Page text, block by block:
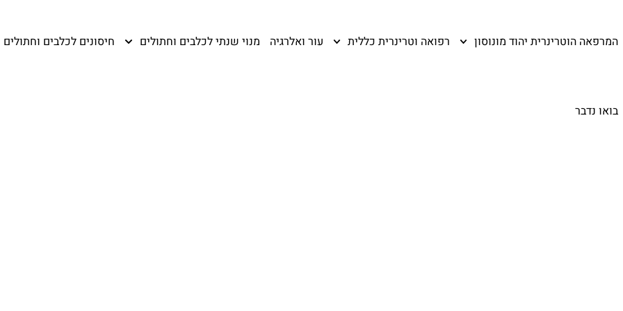
המרפאה הוטרינרית יהוד מונוסון רפואה וטרינרית כללית עור ואלרגיה מנוי שנתי לכלבים וחתולים חיסונים לכלבים וחתולים
בואו נדבר